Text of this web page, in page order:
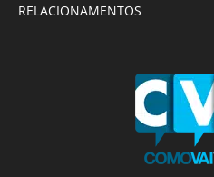
RELACIONAMENTOS